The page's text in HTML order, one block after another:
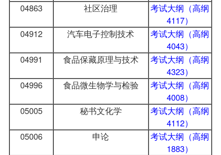
04863
社区治理
考试大纲（高纲
4117）
04912
汽车电子控制技术
考试大纲（高纲
4043）
04991
食品保藏原理与技术
考试大纲（高纲
4323）
04996
食品微生物学与检验
考试大纲（高纲
4008）
05005
秘书文化学
考试大纲（高纲
4112）
05006
申论
考试大纲（高纲
1883）